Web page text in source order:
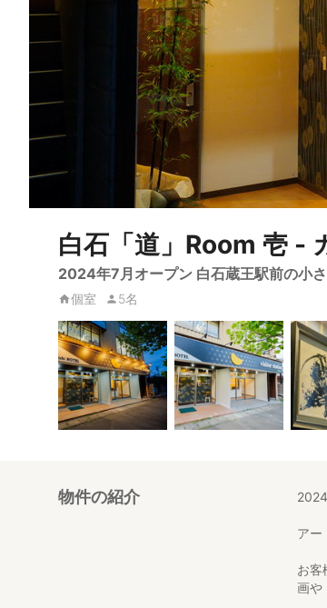
白石「道」Room 壱 -
2024年7月オープン 白石蔵王駅前の小
個室 5名
物件の紹介
アー
お客
画や